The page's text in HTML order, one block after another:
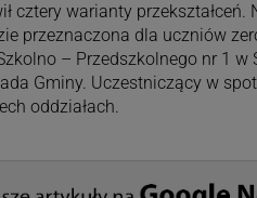
cztery warianty
przeznaczona dla uczniów
– Przedszkolnego nr 1
Gminy. Uczestniczący w
oddziałach.